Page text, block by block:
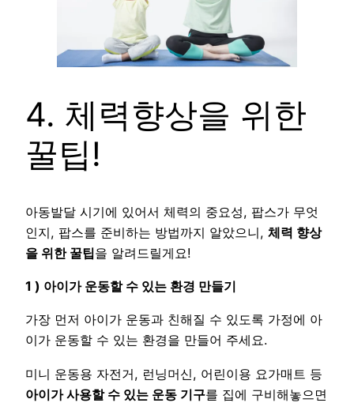
4. 체력향상을 위한
꿀팁!
아동발달 시기에 있어서 체력의 중요성, 팝스가 무엇
인지, 팝스를 준비하는 방법까지 알았으니, 체력 향상
을 위한 꿀팁을 알려드릴게요!
1 ) 아이가 운동할 수 있는 환경 만들기
가장 먼저 아이가 운동과 친해질 수 있도록 가정에 아
이가 운동할 수 있는 환경을 만들어 주세요.
미니 운동용 자전거, 런닝머신, 어린이용 요가매트 등
아이가 사용할 수 있는 운동 기구를 집에 구비해놓으면